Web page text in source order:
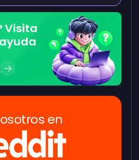
Visita
en